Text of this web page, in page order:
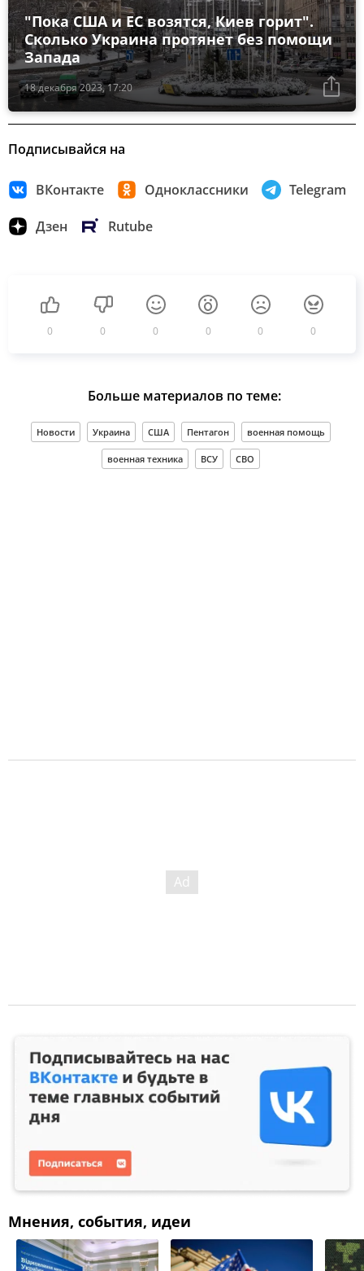
18 декабря 2023, 17:20
"Пока США и ЕС возятся, Киев горит".
Сколько Украина протянет без помощи
Запада
Подписывайся на
ВКонтакте Одноклассники Telegram
Дзен Rutube
0 0 0 0 0 0
Больше материалов по теме:
Новости Украина США Пентагон военная помощь
военная техника ВСУ СВО
Мнения, события, идеи